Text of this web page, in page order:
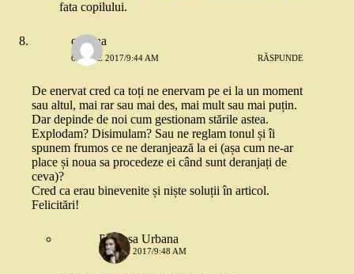
fata copilului.
cristina
6 IUNIE 2017/9:44 AM RĂSPUNDE
De enervat cred ca toți ne enervam pe ei la un moment
sau altul, mai rar sau mai des, mai mult sau mai puțin.
Dar depinde de noi cum gestionam stările astea.
Explodam? Disimulam? Sau ne reglam tonul și îi
spunem frumos ce ne deranjează la ei (așa cum ne-ar
place și noua sa procedeze ei când sunt deranjați de
ceva)?
Cred ca erau binevenite și niște soluții în articol.
Felicitări!
Printesa Urbana
6 IUNIE 2017/9:48 AM